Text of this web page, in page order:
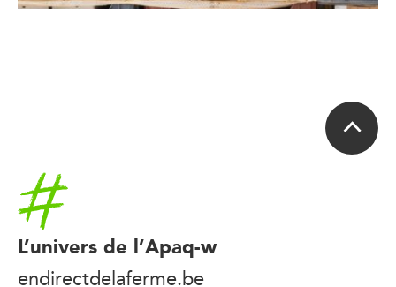
Accueil
L’univers de l’Apaq-w
endirectdelaferme.be